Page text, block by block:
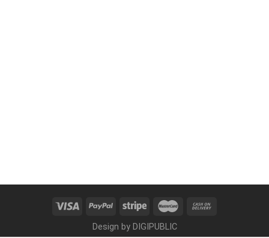
Design by DIGIPUBLIC